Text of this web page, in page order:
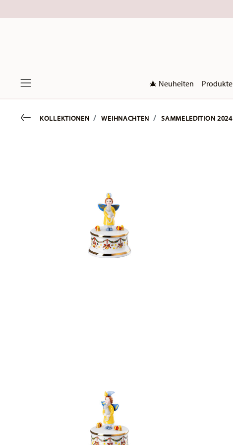
🎄 Neuheiten Produkte
Go backKOLLEKTIONEN WEIHNACHTEN SAMMELEDITION 2024